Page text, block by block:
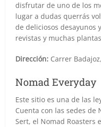
disfrutar de uno de los
lugar a dudas querrás
de deliciosos desayunos
revistas y muchas
Dirección: Carrer
Nomad Everyday
Este sitio es una de las
Cuenta con las sedes de
Sert, el Nomad Roasters